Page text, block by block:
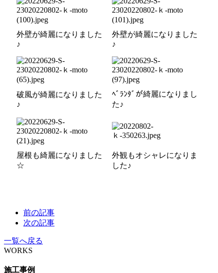
外壁が綺麗になりました
♪
外壁が綺麗になりました
♪
破風が綺麗になりました
♪
ﾍﾞﾗﾝﾀﾞが綺麗になりまし
た♪
屋根も綺麗になりました
☆
外観もオシャレになりま
した♪
前の記事
次の記事
一覧へ戻る
WORKS
施工事例